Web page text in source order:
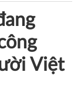
Việt